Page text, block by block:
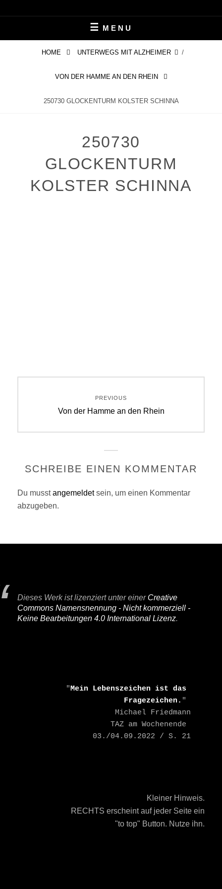
to
PERIFAIR
MENU
HOME UNTERWEGS MIT ALZHEIMER /
VON DER HAMME AN DEN RHEIN
250730 GLOCKENTURM KOLSTER SCHINNA
250730
GLOCKENTURM
KOLSTER SCHINNA
PREVIOUS
Previous
Von der Hamme an den Rhein
SCHREIBE EINEN KOMMENTAR
Du musstangemeldetsein, um einen Kommentar
abzugeben.
Dieses Werk ist lizenziert unter einer Creative
Commons Namensnennung - Nicht kommerziell -
Keine Bearbeitungen 4.0 International Lizenz.
    "
Mein Lebenszeichen ist das
Fragezeichen. "
03./04.09.2022 / S. 21
Kleiner Hinweis.
RECHTS erscheint auf jeder Seite ein
"to top" Button. Nutze ihn.